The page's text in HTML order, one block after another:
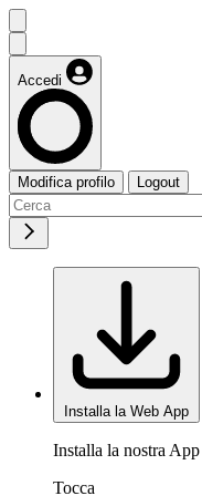
Accedi
Modifica profilo Logout
Installa la Web App
Installa la nostra
Tocca